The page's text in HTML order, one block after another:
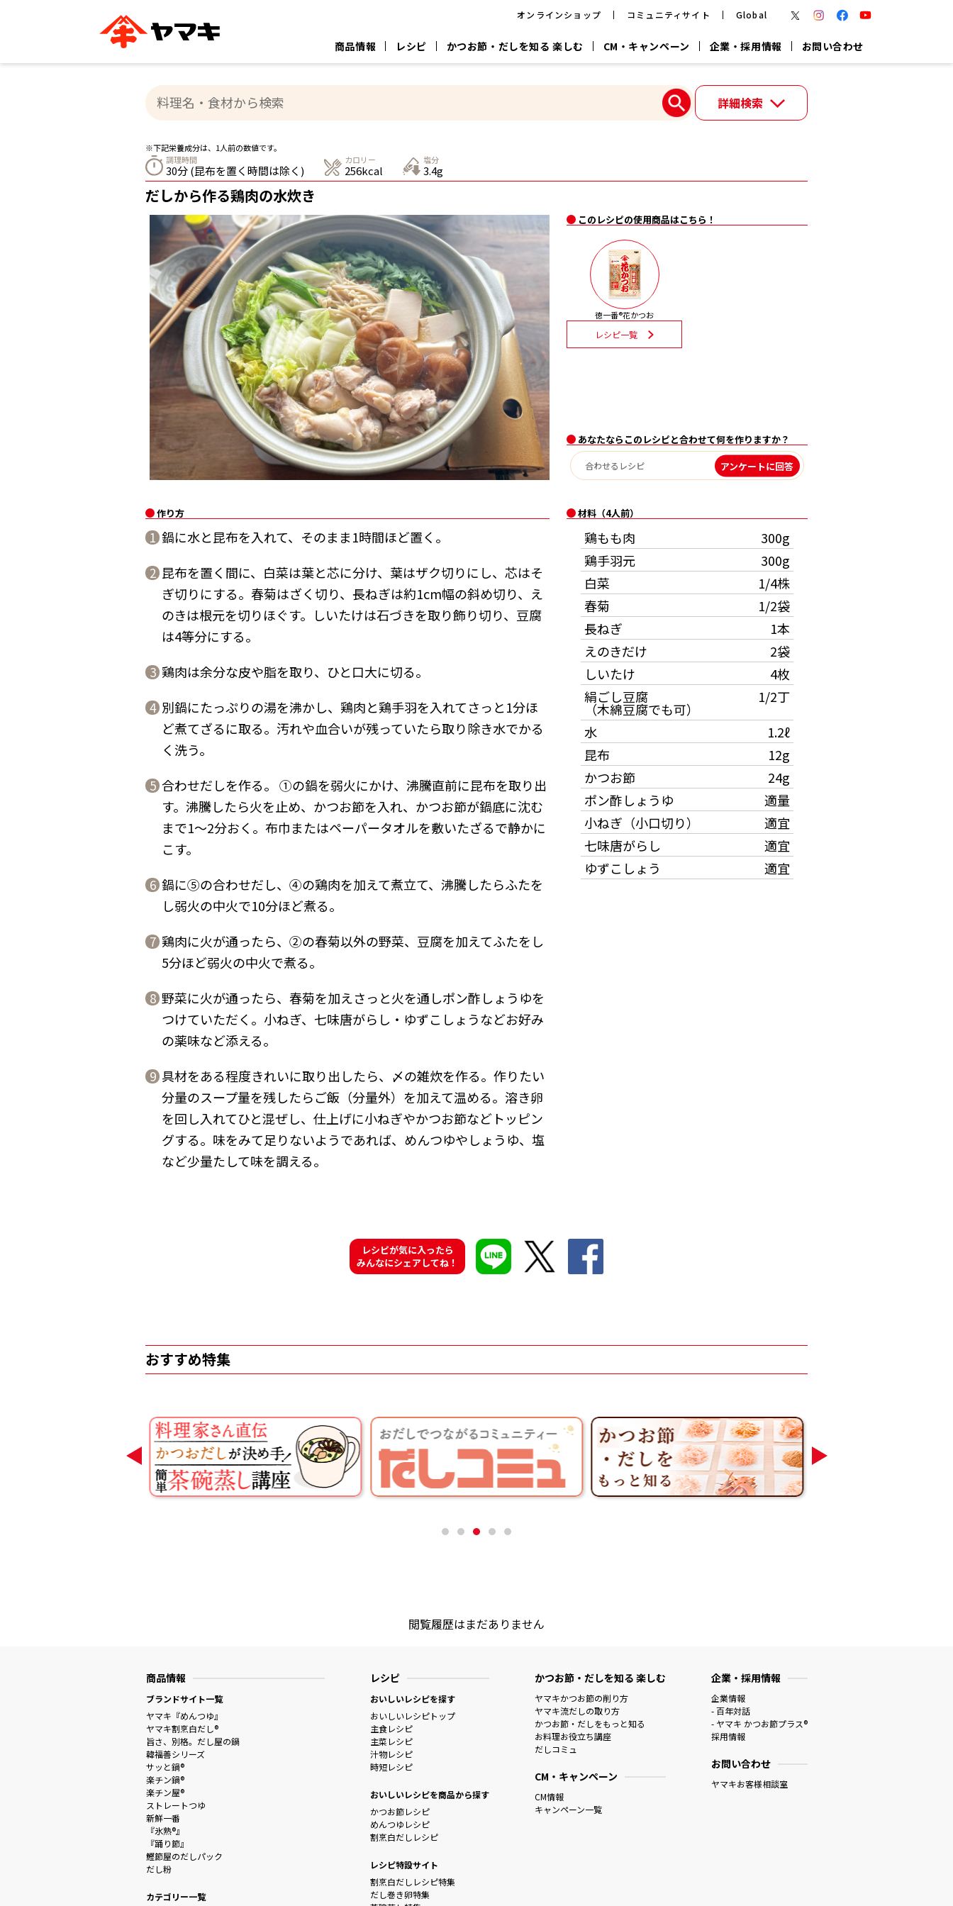
オンラインショップ コミュニティサイト Global
商品情報 レシピ かつお節・だしを知る 楽しむ CM・キャンペーン 企業・採用情報 お問い合わせ
ヤマキ
ヤマキ
楽チン鍋® 楽チン屋®
ストレート
つゆ
新鮮一番 『氷熟®』
カテゴリー別
かつお節 削りぶし かつおパック 煮干 粉末 だしの素 だしパック 白だし
おいしいレシピTOP
汁物レシピ
レシピ特設サイト
ヤマキかつお節の削り方 ヤマキ流だしの取り方
企業情報
ジョブリターン制
詳細検索
※下記栄養成分は、1人前の数値です。
調理時間
30分 (昆布を置く時間は除く)
カロリー
256kcal
塩分
3.4g
だしから作る鶏肉の水炊き
このレシピの使用商品はこちら！
徳一番®花かつお
レシピ一覧
あなたならこのレシピと合わせて何を作りますか？
アンケートに回答
作り方
1 鍋に水と昆布を入れて、そのまま1時間ほど置く。
2 昆布を置く間に、白菜は葉と芯に分け、葉はザク切りにし、芯はそ
ぎ切りにする。春菊はざく切り、長ねぎは約1cm幅の斜め切り、え
のきは根元を切りほぐす。しいたけは石づきを取り飾り切り、豆腐
は4等分にする。
3 鶏肉は余分な皮や脂を取り、ひと口大に切る。
4 別鍋にたっぷりの湯を沸かし、鶏肉と鶏手羽を入れてさっと1分ほ
ど煮てざるに取る。汚れや血合いが残っていたら取り除き水でかる
く洗う。
5 合わせだしを作る。 ①の鍋を弱火にかけ、沸騰直前に昆布を取り出
す。沸騰したら火を止め、かつお節を入れ、かつお節が鍋底に沈む
まで1〜2分おく。布巾またはペーパータオルを敷いたざるで静かに
こす。
6 鍋に⑤の合わせだし、④の鶏肉を加えて煮立て、沸騰したらふたを
し弱火の中火で10分ほど煮る。
7 鶏肉に火が通ったら、②の春菊以外の野菜、豆腐を加えてふたをし
5分ほど弱火の中火で煮る。
8 野菜に火が通ったら、春菊を加えさっと火を通しポン酢しょうゆを
つけていただく。小ねぎ、七味唐がらし・ゆずこしょうなどお好み
の薬味など添える。
9 具材をある程度きれいに取り出したら、〆の雑炊を作る。作りたい
分量のスープ量を残したらご飯（分量外）を加えて温める。溶き卵
を回し入れてひと混ぜし、仕上げに小ねぎやかつお節などトッピン
グする。味をみて足りないようであれば、めんつゆやしょうゆ、塩
など少量たして味を調える。
材料（4人前）
鶏もも肉
300g
鶏手羽元
300g
白菜
1/4株
春菊
1/2袋
長ねぎ
1本
えのきだけ
2袋
しいたけ
4枚
絹ごし豆腐
（木綿豆腐でも可）
1/2丁
水
1.2ℓ
昆布
12g
かつお節
24g
ポン酢しょうゆ
適量
小ねぎ（小口切り）
適宜
七味唐がらし
適宜
ゆずこしょう
適宜
レシピが気に入ったら
みんなにシェアしてね！
おすすめ特集
閲覧履歴はまだありません
商品情報
ブランドサイト一覧
ヤマキ『めんつゆ』
ヤマキ割烹白だし®
旨さ、別格。だし屋の鍋
韓福善シリーズ
サッと鍋®
楽チン鍋®
楽チン屋®
ストレートつゆ
新鮮一番
『氷熟®』
『踊り節』
鰹節屋のだしパック
だし粉
カテゴリー一覧
レシピ
おいしいレシピを探す
おいしいレシピトップ
主食レシピ
主菜レシピ
汁物レシピ
時短レシピ
おいしいレシピを商品から探す
かつお節レシピ
めんつゆレシピ
割烹白だしレシピ
レシピ特設サイト
割烹白だしレシピ特集
だし巻き卵特集
かつお節・だしを知る 楽しむ
ヤマキかつお節の削り方
ヤマキ流だしの取り方
かつお節・だしをもっと知る
お料理お役立ち講座
だしコミュ
CM・キャンペーン
CM情報
キャンペーン一覧
企業・採用情報
企業情報
- 百年対話
- ヤマキ かつお節プラス®
採用情報
お問い合わせ
ヤマキお客様相談室